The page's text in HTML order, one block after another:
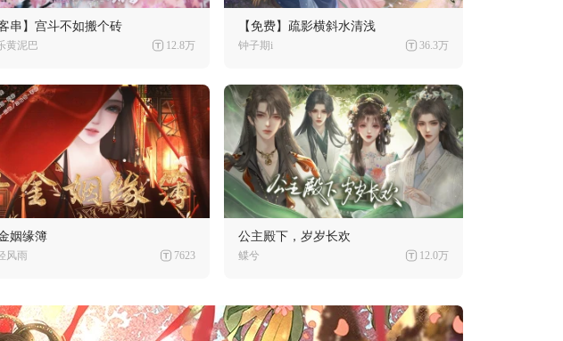
客串】宫斗不如搬个砖
黄泥巴 12.8万
【免费】疏影横斜水清浅
钟子期i 36.3万
姻缘簿
风雨 7623
公主殿下，岁岁长欢
鲽兮 12.0万